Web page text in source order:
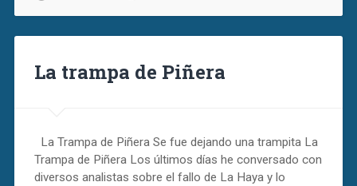
La trampa de Piñera
La Trampa de Piñera Se fue dejando una trampita La
Trampa de Piñera Los últimos días he conversado con
diversos analistas sobre el fallo de La Haya y lo